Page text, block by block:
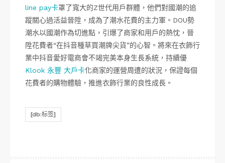
line pay卡罩了寬大的Z世代用戶群體，他們對國潮的追
蹤關心過活益晉陞，成為了潮水花費的主力軍。DOU勢
潮水以國潮作為切進點，引爆了商家和用戶的熱忱，晉
陞花費者“在抖音種草買潮牌尖貨”的心智。將來在衣飾行
業中抖音愛好電商會不竭完美本身生長系統，持續優
Klook 永豐 大戶卡化商家的運營周遭的狀況，保證每個
花費者的購物體驗，推進衣飾行業的良性成長。
[db:标签]